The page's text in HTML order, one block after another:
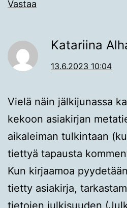
Vastaa
Katariina
13.6.2023 10:04
Vielä näin jälkijunassa
kekoon asiakirjan
aikaleiman tulkintaan
tiettyä tapausta
Kun kirjaamoa
tietty asiakirja,
tietojen julkisuuden